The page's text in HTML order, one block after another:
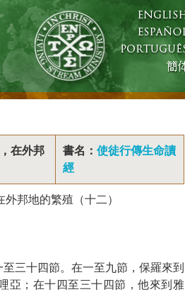
在外邦
書名： 使徒行傳生命讀
經
邦地的繁殖（十二）
三十四節。在一至九節，保羅來到
亞；在十四至三十四節，他來到雅